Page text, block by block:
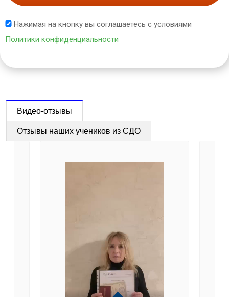
Нажимая на кнопку вы соглашаетесь с условиями
Политики конфиденциальности
Видео-отзывы
Отзывы наших учеников из СДО